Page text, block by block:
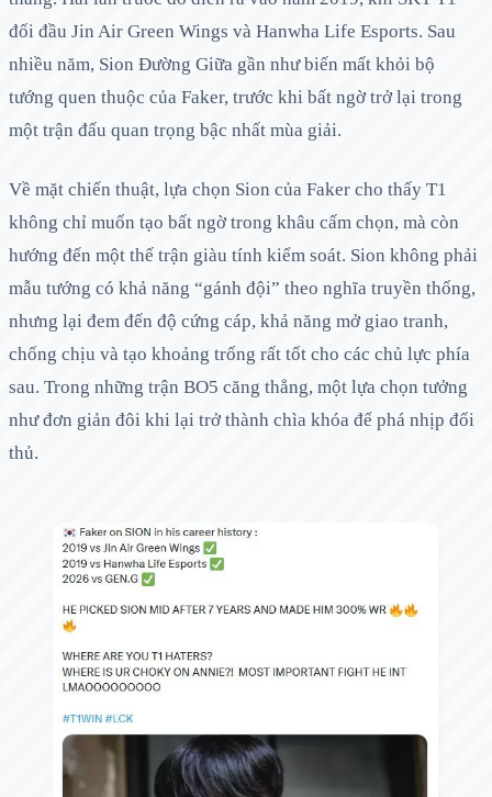
đối đầu Jin Air Green Wings và Hanwha Life Esports. Sau
nhiều năm, Sion Đường Giữa gần như biến mất khỏi bộ
tướng quen thuộc của Faker, trước khi bất ngờ trở lại trong
một trận đấu quan trọng bậc nhất mùa giải.
Về mặt chiến thuật, lựa chọn Sion của Faker cho thấy T1
không chỉ muốn tạo bất ngờ trong khâu cấm chọn, mà còn
hướng đến một thế trận giàu tính kiểm soát. Sion không phải
mẫu tướng có khả năng “gánh đội” theo nghĩa truyền thống,
nhưng lại đem đến độ cứng cáp, khả năng mở giao tranh,
chống chịu và tạo khoảng trống rất tốt cho các chủ lực phía
sau. Trong những trận BO5 căng thẳng, một lựa chọn tưởng
như đơn giản đôi khi lại trở thành chìa khóa để phá nhịp đối
thủ.